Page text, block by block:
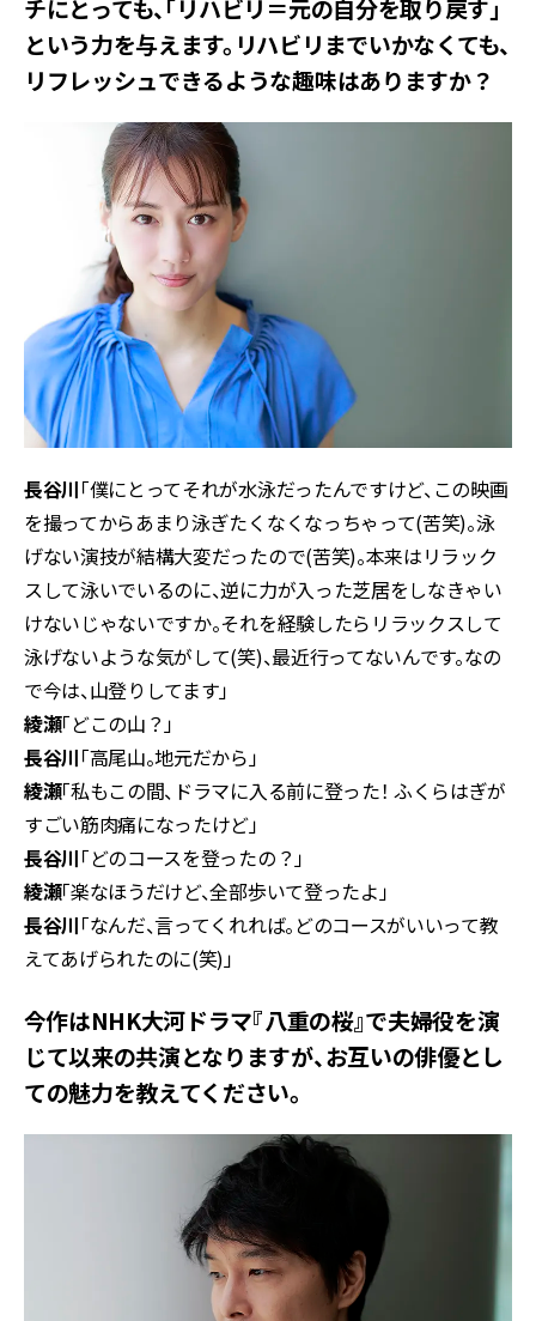
チにとっても、「リハビリ＝元の自分を取り戻す」
という力を与えます。リハビリまでいかなくても、
リフレッシュできるような趣味はありますか？
長谷川「僕にとってそれが水泳だったんですけど、この映画
を撮ってからあまり泳ぎたくなくなっちゃって(苦笑)。泳
げない演技が結構大変だったので(苦笑)。本来はリラック
スして泳いでいるのに、逆に力が入った芝居をしなきゃい
けないじゃないですか。それを経験したらリラックスして
泳げないような気がして(笑)、最近行ってないんです。なの
で今は、山登りしてます」
綾瀬「どこの山？」
長谷川「高尾山。地元だから」
綾瀬「私もこの間、ドラマに入る前に登った！ ふくらはぎが
すごい筋肉痛になったけど」
長谷川「どのコースを登ったの？」
綾瀬「楽なほうだけど、全部歩いて登ったよ」
長谷川「なんだ、言ってくれれば。どのコースがいいって教
えてあげられたのに(笑)」
――今作はNHK大河ドラマ『八重の桜』で夫婦役を演
じて以来の共演となりますが、お互いの俳優とし
ての魅力を教えてください。